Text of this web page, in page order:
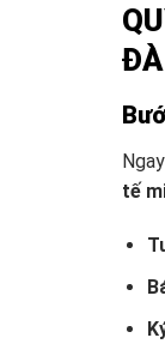
tế